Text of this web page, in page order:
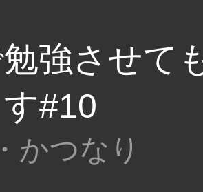
強させて
#10
かつなり